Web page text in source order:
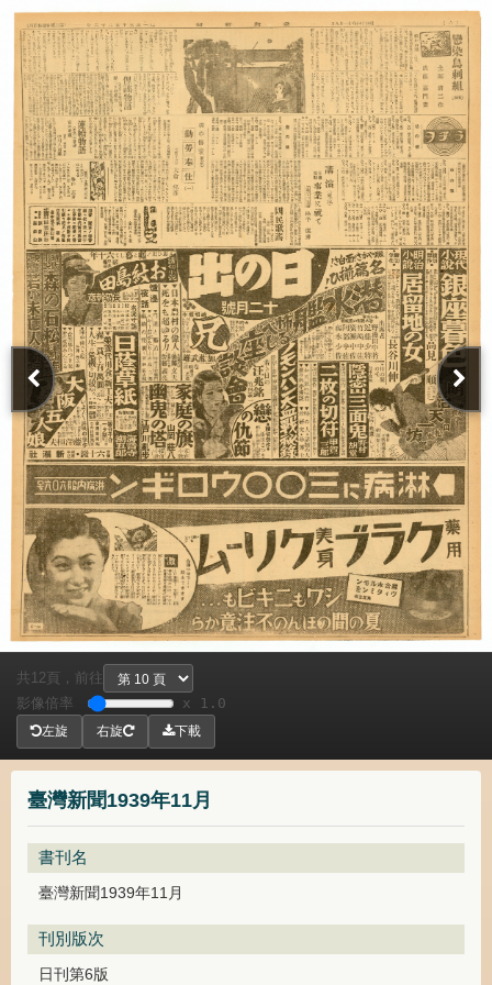
臺灣新聞1939年11月
書刊名
臺灣新聞1939年11月
刊別版次
日刊第6版
共 12頁，
前往
影像倍率
x 1.0
左旋 右旋 下載